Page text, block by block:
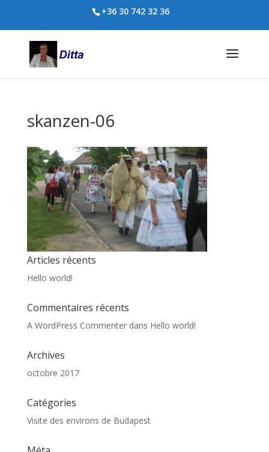
+36 30 742 32 36
skanzen-06
Articles récents
Hello world!
Commentaires récents
A WordPress Commenterdans Hello world!
Archives
octobre 2017
Catégories
Visite des environs de Budapest